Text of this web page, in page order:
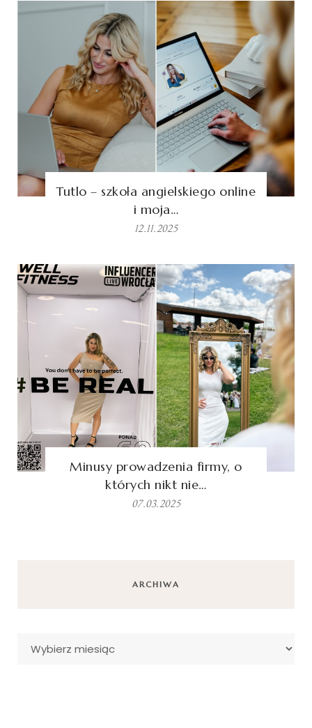
Tutlo – szkoła angielskiego online
i moja…
12.11.2025
Minusy prowadzenia firmy, o
których nikt nie…
07.03.2025
ARCHIWA